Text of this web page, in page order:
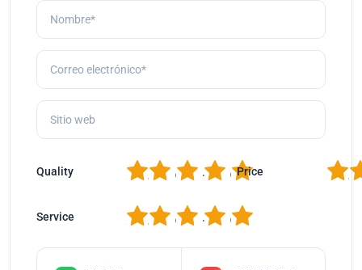
Quality 5
4
3
2 Price 2
Service 5
4
3
2